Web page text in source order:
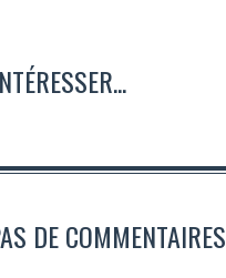
DE COMMENTAIRES